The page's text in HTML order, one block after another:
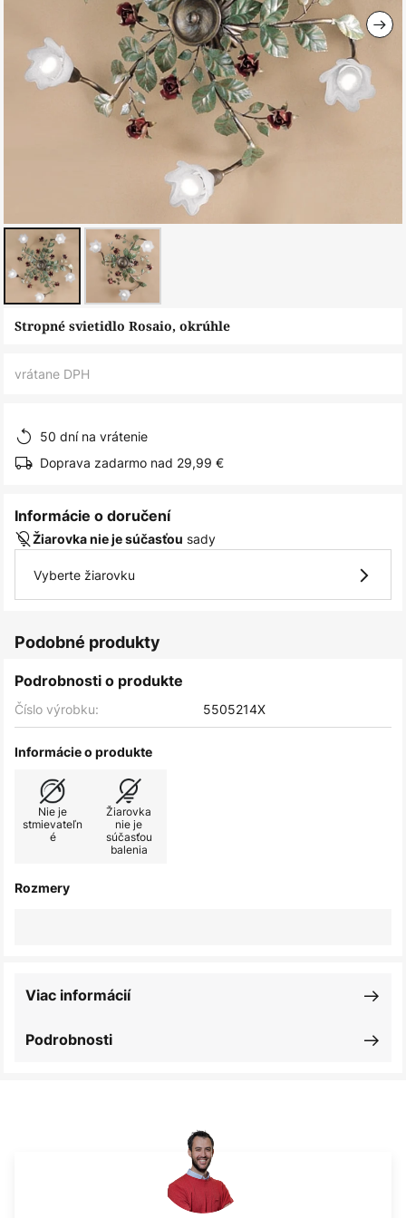
Preskočiť
Stropné svietidlo Rosaio, okrúhle
vrátane DPH
50 dní na vrátenie
Doprava zadarmo nad 29,99 €
Informácie o doručení
Žiarovka nie je súčasťou sady
Vyberte žiarovku
Podobné produkty
Podrobnosti o produkte
Číslo výrobku: 5505214X
Informácie o produkte
Nie je
stmievateľn
é
Žiarovka
nie je
súčasťou
balenia
Rozmery
Podrobnosti
Viac informácií